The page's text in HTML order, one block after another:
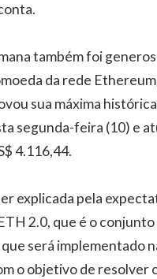
também foi
da rede
sua máxima histórica
segunda-feira (10) e
4.116,44.
explicada pela
2.0, que é o conjunto
será implementado
o objetivo de resolver